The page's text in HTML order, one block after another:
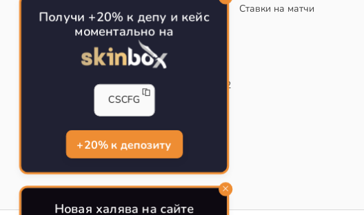
Тактики
Конфиг для тренировок в CS
Как сохранить свой конфиг CS
Инста смоки на карте de_mirage в CS2
Рабочий бинд на Jumpthrow
Ставки на матчи
Получи +20% к депу и кейс
моментально на
CSCFG
+20% к депозиту
Новая халява на сайте